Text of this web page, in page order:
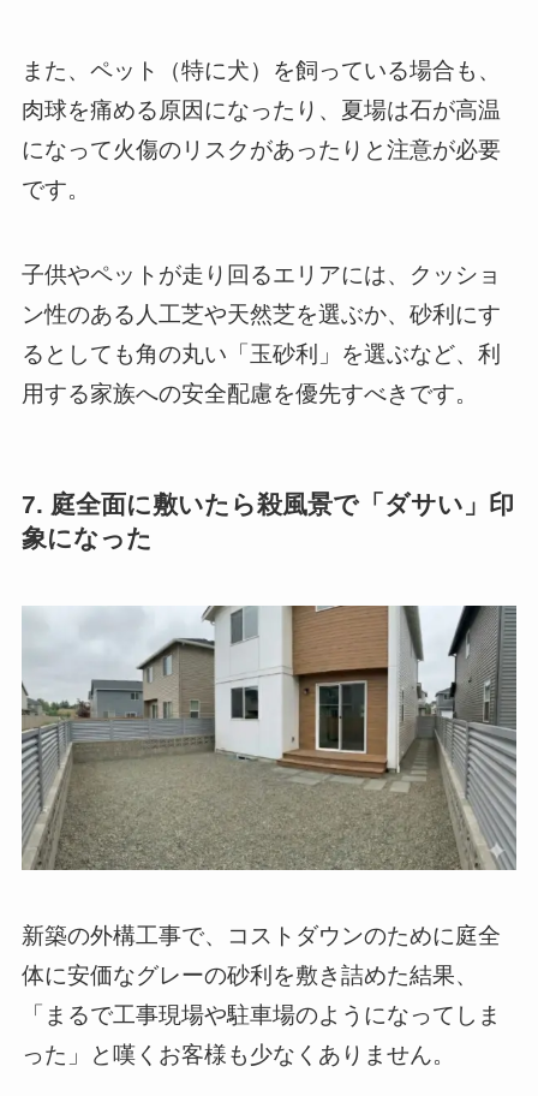
また、ペット（特に犬）を飼っている場合も、
肉球を痛める原因になったり、夏場は石が高温
になって火傷のリスクがあったりと注意が必要
です。
子供やペットが走り回るエリアには、クッショ
ン性のある人工芝や天然芝を選ぶか、砂利にす
るとしても角の丸い「玉砂利」を選ぶなど、利
用する家族への安全配慮を優先すべきです。
7. 庭全面に敷いたら殺風景で「ダサい」印
象になった
新築の外構工事で、コストダウンのために庭全
体に安価なグレーの砂利を敷き詰めた結果、
「まるで工事現場や駐車場のようになってしま
った」と嘆くお客様も少なくありません。